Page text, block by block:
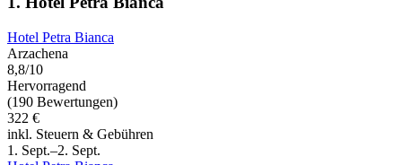
Hotel Petra Bianca
Arzachena
8,8/10
Hervorragend
(190 Bewertungen)
322 €
inkl. Steuern & Gebühren
1. Sept.–2. Sept.